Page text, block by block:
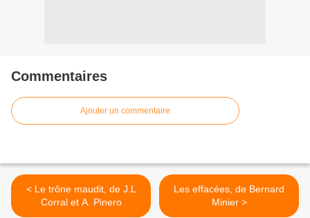
Commentaires
Ajouter un commentaire
< Le trône maudit, de J.L
Corral et A. Pinero
Les effacées, de Bernard
Minier >